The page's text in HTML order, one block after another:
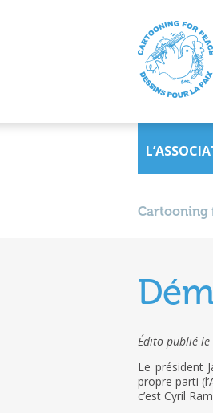
Cartooning
Édito publié
Le président
propre parti
c’est Cyril